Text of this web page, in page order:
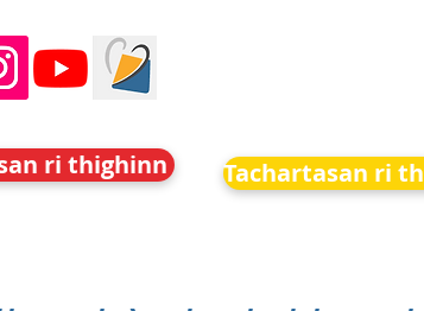
ri thighinn Tachartasan ri